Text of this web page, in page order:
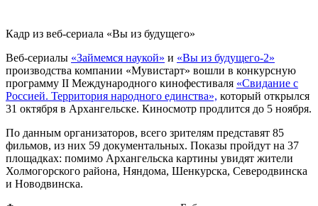
Кадр из веб-сериала «Вы из будущего»
Веб-сериалы «Займемся наукой» и «Вы из будущего-2»
производства компании «Мувистарт» вошли в конкурсную
программу II Международного кинофестиваля «Свидание с
Россией. Территория народного единства», который открылся
31 октября в Архангельске. Киносмотр продлится до 5 ноября.
По данным организаторов, всего зрителям представят 85
фильмов, из них 59 документальных. Показы пройдут на 37
площадках: помимо Архангельска картины увидят жители
Холмогорского района, Няндома, Шенкурска, Северодвинска
и Новодвинска.